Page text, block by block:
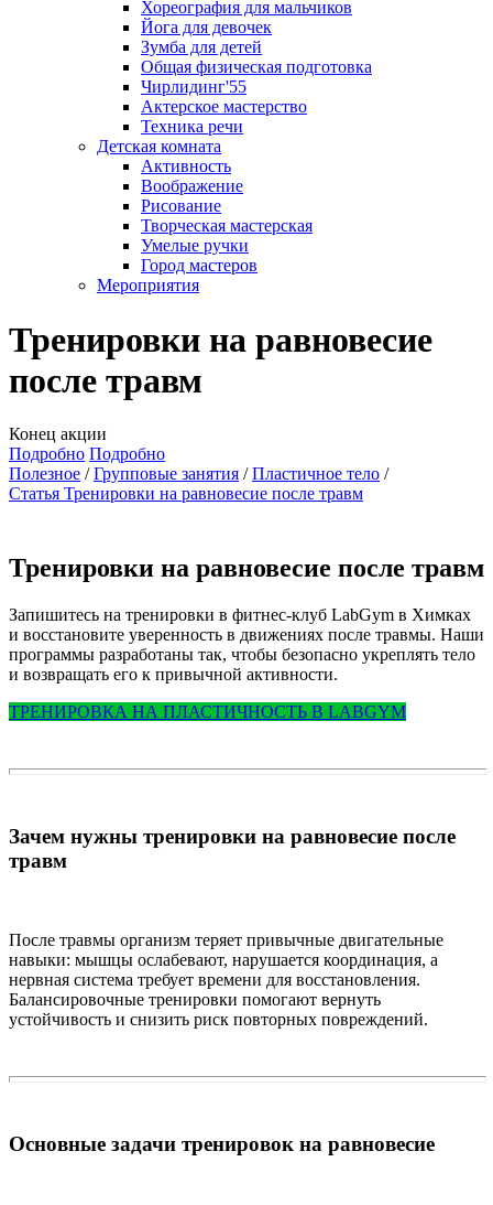
Хореография для мальчиков
Йога для девочек
Зумба для детей
Общая физическая подготовка
Чирлидинг'55
Актерское мастерство
Техника речи
Детская комната
Активность
Воображение
Рисование
Творческая мастерская
Умелые ручки
Город мастеров
Мероприятия
Тренировки на равновесие
после травм
Конец акции
Подробно Подробно
Полезное
Групповые занятия
Пластичное тело
Статья Тренировки на равновесие после травм
Тренировки на равновесие после травм
Запишитесь на тренировки в фитнес-клуб LabGym в Химках
и восстановите уверенность в движениях после травмы. Наши
программы разработаны так, чтобы безопасно укреплять тело
и возвращать его к привычной активности.
ТРЕНИРОВКА НА ПЛАСТИЧНОСТЬ В LABGYM
Зачем нужны тренировки на равновесие после
травм
После травмы организм теряет привычные двигательные
навыки: мышцы ослабевают, нарушается координация, а
нервная система требует времени для восстановления.
Балансировочные тренировки помогают вернуть
устойчивость и снизить риск повторных повреждений.
Основные задачи тренировок на равновесие